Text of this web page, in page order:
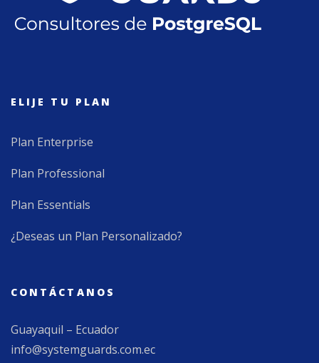
ELIJE TU PLAN
Plan Enterprise
Plan Professional
Plan Essentials
¿Deseas un Plan Personalizado?
CONTÁCTANOS
Guayaquil – Ecuador
info@systemguards.com.ec